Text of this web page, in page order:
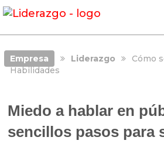
Empresa Liderazgo
Cómo
Habilidades
Miedo a hablar en
sencillos pasos para